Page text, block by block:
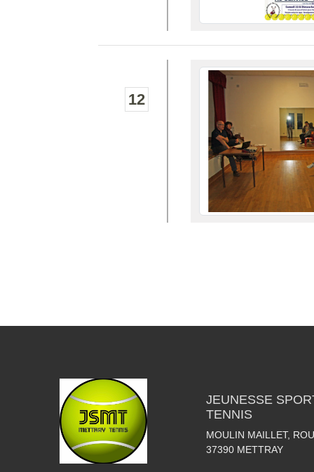
12
JEUNESSE
TENNIS
MOULIN MAILLET,
37390 METTRAY